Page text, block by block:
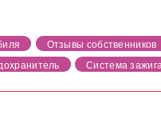
Отзывы собственников
Система